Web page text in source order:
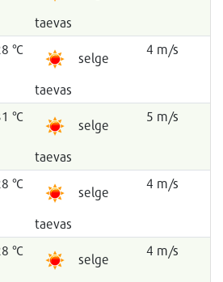
taevas
°C
selge
taevas
4 m/s
°C
selge
taevas
5 m/s
°C
selge
taevas
4 m/s
°C
selge
4 m/s